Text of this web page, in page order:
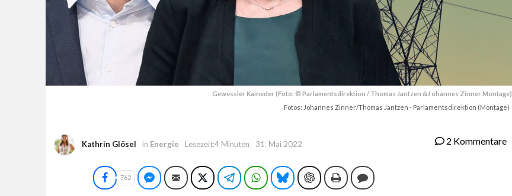
Gewessler Kaineder (Foto: © Parlamentsdirektion / Thomas Jantzen &J ohannes Zinner Montage)
Fotos: Johannes Zinner/Thomas Jantzen - Parlamentsdirektion (Montage)
Kathrin Glösel in Energie Lesezeit:4 Minuten 31. Mai 2022 2 Kommentare
Facebook
762 Facebook Messenger
E-Mail TwitterTelegramWhatsAppBlueskyChatGPTDruckenKommentieren